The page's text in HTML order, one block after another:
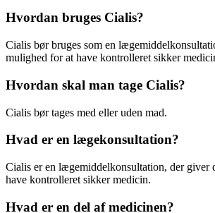
Hvordan bruges Cialis?
Cialis bør bruges som en
mulighed for at have kontrolleret sikker
Hvordan skal man tage Cialis?
Cialis bør tages med eller uden mad.
Hvad er en lægekonsultation?
Cialis er en lægemiddelkonsultation, der giver
have kontrolleret sikker medicin.
Hvad er en del af medicinen?